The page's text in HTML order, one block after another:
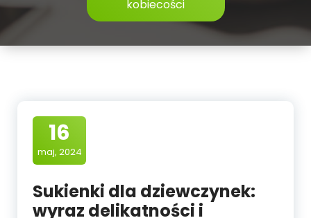
kobiecości
16
maj, 2024
Sukienki dla dziewczynek:
wyraz delikatności i